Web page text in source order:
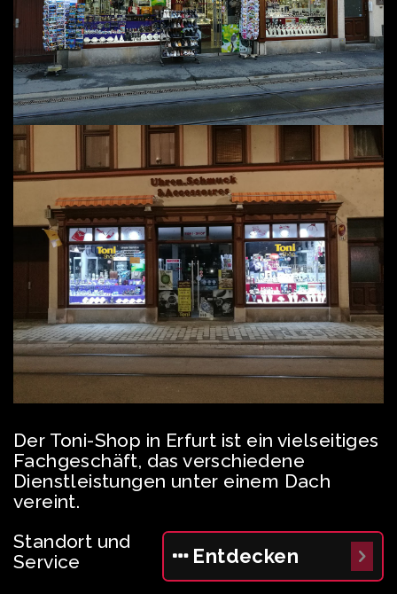
Der Toni-Shop in Erfurt ist ein vielseitiges
Fachgeschäft, das verschiedene
Dienstleistungen unter einem Dach
vereint.
Entdecken
Standort und
Service